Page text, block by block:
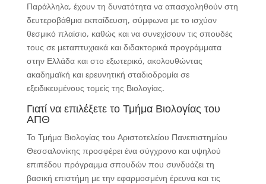
Παράλληλα, έχουν τη δυνατότητα να απασχοληθούν στη
δευτεροβάθμια εκπαίδευση, σύμφωνα με το ισχύον
θεσμικό πλαίσιο, καθώς και να συνεχίσουν τις σπουδές
τους σε μεταπτυχιακά και διδακτορικά προγράμματα
στην Ελλάδα και στο εξωτερικό, ακολουθώντας
ακαδημαϊκή και ερευνητική σταδιοδρομία σε
εξειδικευμένους τομείς της Βιολογίας.
Γιατί να επιλέξετε το Τμήμα Βιολογίας του
ΑΠΘ
Το Τμήμα Βιολογίας του Αριστοτελείου Πανεπιστημίου
Θεσσαλονίκης προσφέρει ένα σύγχρονο και υψηλού
επιπέδου πρόγραμμα σπουδών που συνδυάζει τη
βασική επιστήμη με την εφαρμοσμένη έρευνα και τις